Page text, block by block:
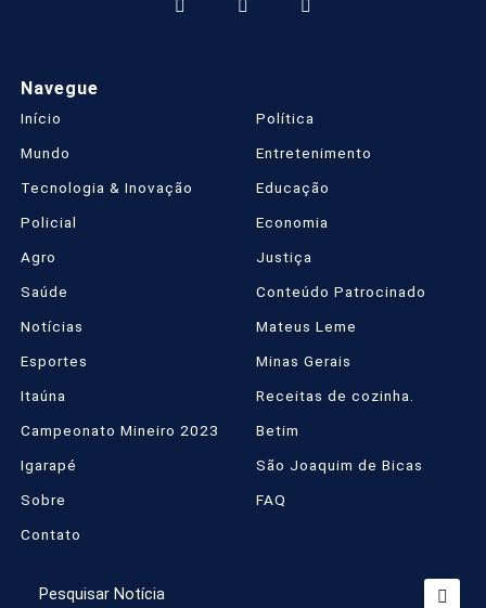
Navegue
Início
Política
Mundo
Entretenimento
Tecnologia & Inovação
Educação
Policial
Economia
Agro
Justiça
Saúde
Conteúdo Patrocinado
Notícias
Mateus Leme
Esportes
Minas Gerais
Itaúna
Receitas de cozinha.
Campeonato Mineiro 2023
Betim
Igarapé
São Joaquim de Bicas
Sobre
FAQ
Contato
Termos de Uso e Privacidade
experiência de navegação. Ao continuar o acesso,